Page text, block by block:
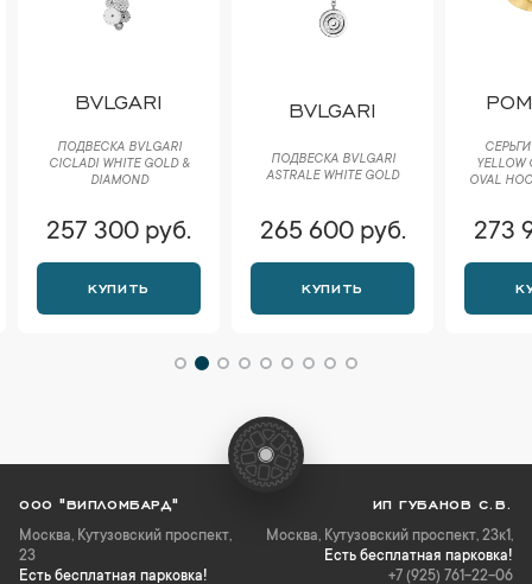
BVLGARI
ПОДВЕСКА BVLGARI
CICLADI WHITE GOLD &
DIAMOND
257 300 руб.
КУПИТЬ
BVLGARI
ПОДВЕСКА BVLGARI
ASTRALE WHITE GOLD
265 600 руб.
КУПИТЬ
СЕРЬГИ
YELLOW
OVAL
273
ООО "ВИПЛОМБАРД"
Москва, Кутузовский проспект,
23
Есть бесплатная парковка!
ИП ГУБАНОВ С.В.
Москва, Кутузовский проспект, 23к1,
Есть бесплатная парковка!
+7 (925) 761-22-06